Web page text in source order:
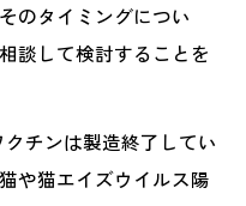
のタイミングについ
談して検討することを
チンは製造終了してい
や猫エイズウイルス陽